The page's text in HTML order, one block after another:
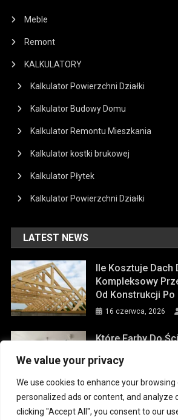
We value your privacy
We use cookies to enhance your
personalized ads or content, and analyze
clicking "Accept All", you consent to our
Meble
Remont
KALKULATORY
Kalkulator Powierzchni Działki
Kalkulator Budowy Domu
Kalkulator Remontu Mieszkania
Kalkulator kostki brukowej
Kalkulator Płytek
Kalkulator Powierzchni Działki
LATEST NEWS
Ile Kosztuje Dach
Kompleksowy
Od Konstrukcji
16 czerwca, 2026
Które Farby Do